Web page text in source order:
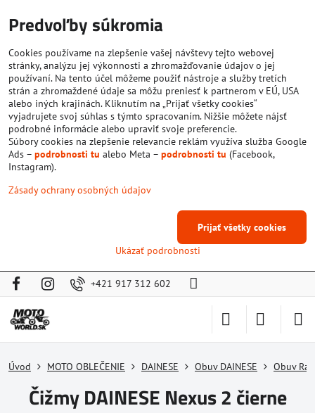
+421 917 312 602
Úvod MOTO OBLEČENIE DAINESE Obuv DAINESE Obuv
Čižmy DAINESE Nexus 2 čierne
Predvoľby súkromia
Cookies používame na zlepšenie vašej návštevy tejto webovej
stránky, analýzu jej výkonnosti a zhromažďovanie údajov o jej
používaní. Na tento účel môžeme použiť nástroje a služby tretích
strán a zhromaždené údaje sa môžu preniesť k partnerom v EÚ, USA
alebo iných krajinách. Kliknutím na „Prijať všetky cookies“
vyjadrujete svoj súhlas s týmto spracovaním. Nižšie môžete nájsť
podrobné informácie alebo upraviť svoje preferencie.
Súbory cookies na zlepšenie relevancie reklám využíva služba Google
Ads – podrobnosti tu alebo Meta – podrobnosti tu (Facebook,
Instagram).
Zásady ochrany osobných údajov
Ukázať podrobnosti
Prijať všetky cookies